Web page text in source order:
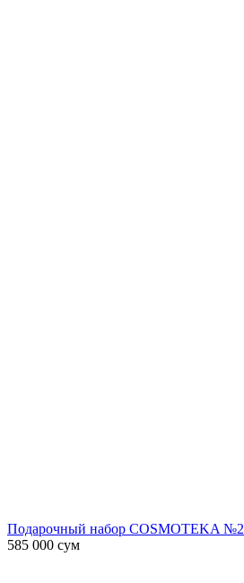
Подарочный набор COSMOTEKA №2
585 000 сум